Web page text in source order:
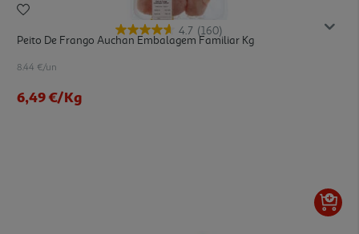
4.7 (160)
Peito De Frango Auchan Embalagem Familiar Kg
8.44 €/un
6,49 €/Kg